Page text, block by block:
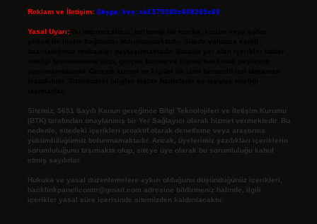
Reklam ve İletişim: Skype: live:.cid.575569c608265c69
Yasal Uyarı:
Sitemiz, 5651 Sayılı Kanun gereğince Bilgi Teknolojileri ve İletişim Kurumu
(BTK) tarafından onaylanmış bir Yer Sağlayıcı olarak hizmet vermektedir. Bu
nedenle, sitedeki içerikleri proaktif olarak denetleme veya araştırma
yükümlülüğümüz bulunmamaktadır. Ancak, üyelerimiz yazdıkları içeriklerin
sorumluluğunu taşımakta olup, siteye üye olarak bu sorumluluğu kabul
etmiş sayılırlar.
Hukuka ve yasal düzenlemelere aykırı olduğunu düşündüğünüz içerikleri,
backlinkpanelicomtr@gmail.com adresine bildirmeniz halinde, ilgili
içerikler yasal süre içerisinde sitemizden kaldırılacaktır.